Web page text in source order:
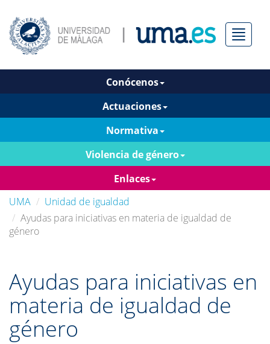
Menú
Conócenos
Actuaciones
Normativa
Violencia de género
Enlaces
UMA
Unidad de igualdad
Ayudas para iniciativas en materia de igualdad de
género
Ayudas para iniciativas en
materia de igualdad de
género